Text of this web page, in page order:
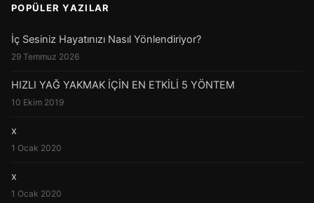
POPÜLER YAZILAR
İç Sesiniz Hayatınızı Nasıl Yönlendiriyor?
29 Temmuz 2026
HIZLI YAĞ YAKMAK İÇİN EN ETKİLİ 5 YÖNTEM
10 Ekim 2019
x
1 Ocak 2020
x
1 Ocak 2020